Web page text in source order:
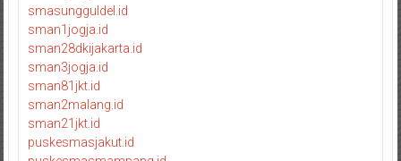
smasungguldel.id
sman1jogja.id
sman28dkijakarta.id
sman3jogja.id
sman81jkt.id
sman2malang.id
sman21jkt.id
puskesmasjakut.id